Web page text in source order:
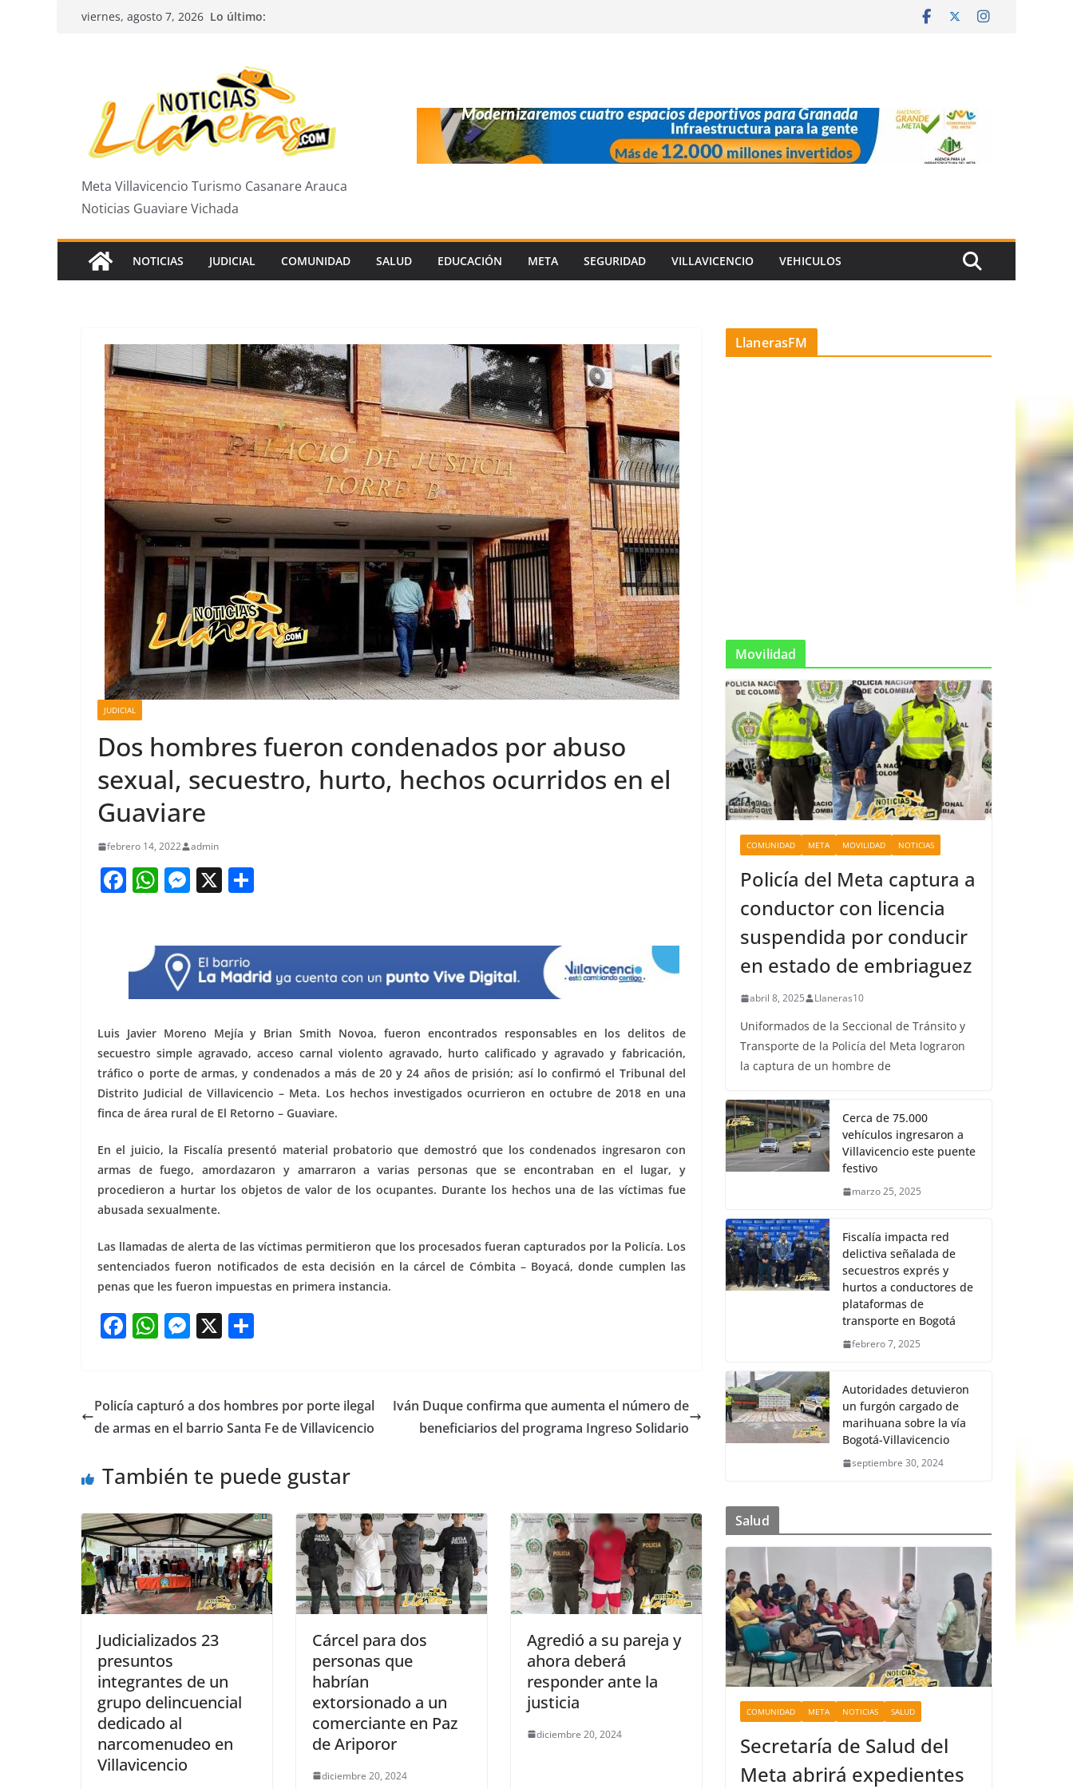
Saltarviernes, agosto 7, 2026 Lo último:
Meta Villavicencio Turismo Casanare Arauca
Noticias Guaviare Vichada
NOTICIAS JUDICIAL COMUNIDAD SALUD EDUCACIÓN META SEGURIDAD VILLAVICENCIO VEHICULOS
JUDICIAL
Dos hombres fueron condenados por abuso
sexual, secuestro, hurto, hechos ocurridos en el
Guaviare
febrero 14, 2022 admin
F
b
o
o
k
W
s
A
p
p
M
e
n
g
er
X
e
Luis Javier Moreno Mejía y Brian Smith Novoa, fueron encontrados responsables en los delitos de
secuestro simple agravado, acceso carnal violento agravado, hurto calificado y agravado y fabricación,
tráfico o porte de armas, y condenados a más de 20 y 24 años de prisión; así lo confirmó el Tribunal del
Distrito Judicial de Villavicencio – Meta. Los hechos investigados ocurrieron en octubre de 2018 en una
finca de área rural de El Retorno – Guaviare.
En el juicio, la Fiscalía presentó material probatorio que demostró que los condenados ingresaron con
armas de fuego, amordazaron y amarraron a varias personas que se encontraban en el lugar, y
procedieron a hurtar los objetos de valor de los ocupantes. Durante los hechos una de las víctimas fue
abusada sexualmente.
Las llamadas de alerta de las víctimas permitieron que los procesados fueran capturados por la Policía. Los
sentenciados fueron notificados de esta decisión en la cárcel de Cómbita – Boyacá, donde cumplen las
penas que les fueron impuestas en primera instancia.
F
e
b
o
k
W
s
A
p
M
e
n
er
X
e
Policía capturó a dos hombres por porte ilegal
de armas en el barrio Santa Fe de Villavicencio
Iván Duque confirma que aumenta el número de
beneficiarios del programa Ingreso Solidario
También te puede gustar
Judicializados 23
presuntos
integrantes de un
grupo delincuencial
dedicado al
narcomenudeo en
Villavicencio
Cárcel para dos
personas que
habrían
extorsionado a un
comerciante en Paz
de Ariporor
diciembre 20, 2024
Agredió a su pareja y
ahora deberá
responder ante la
justicia
diciembre 20, 2024
LlanerasFM
Movilidad
COMUNIDAD META MOVILIDAD NOTICIAS
Policía del Meta captura a
conductor con licencia
suspendida por conducir
en estado de embriaguez
abril 8, 2025 Llaneras10
Uniformados de la Seccional de Tránsito y
Transporte de la Policía del Meta lograron
la captura de un hombre de
Cerca de 75.000
vehículos ingresaron a
Villavicencio este puente
festivo
marzo 25, 2025
Fiscalía impacta red
delictiva señalada de
secuestros exprés y
hurtos a conductores de
plataformas de
transporte en Bogotá
febrero 7, 2025
Autoridades detuvieron
un furgón cargado de
marihuana sobre la vía
Bogotá-Villavicencio
septiembre 30, 2024
Salud
COMUNIDAD META NOTICIAS SALUD
Secretaría de Salud del
Meta abrirá expedientes